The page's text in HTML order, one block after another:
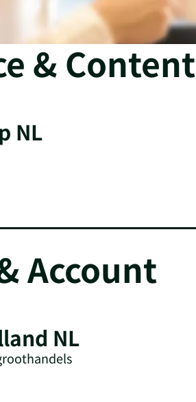
& Content
NL
Account
NL